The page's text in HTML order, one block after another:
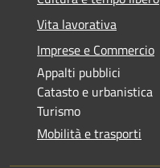
Vita lavorativa
Imprese e Commercio
Appalti pubblici
Catasto e urbanistica
Turismo
Mobilità e trasporti